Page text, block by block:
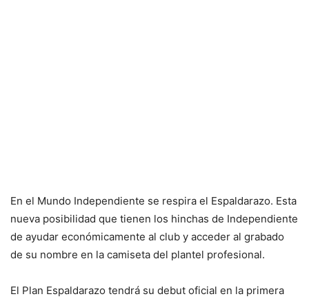
En el Mundo Independiente se respira el Espaldarazo. Esta
nueva posibilidad que tienen los hinchas de Independiente
de ayudar económicamente al club y acceder al grabado
de su nombre en la camiseta del plantel profesional.
El Plan Espaldarazo tendrá su debut oficial en la primera